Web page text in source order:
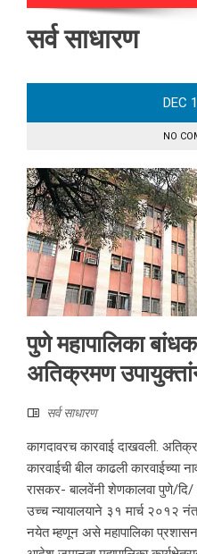
सर्व साधारण
DEC
NO
पुणे महापालिका
अतिक्रमण
सर्व साधारण
कागदावरच कारवाई दाखवली.
कारवाईची बील काढली कारवाईच्या
रासकर- बालवेंनी शेणकालवा
उच्च न्यायालयाने ३१ मार्च २०१२
नयेत म्हणून असे महापालिका